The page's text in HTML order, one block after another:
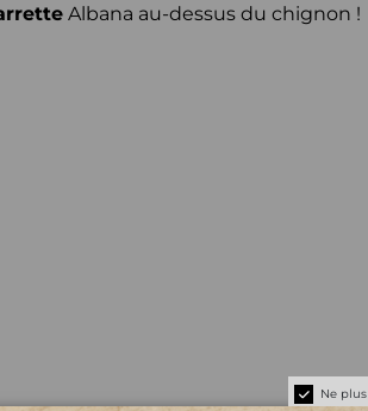
Albana au-dessus du chignon !
Ne